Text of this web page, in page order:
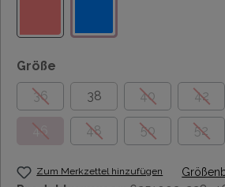
Größe
36
38 40 42
46 48 50 52
Zum Merkzettel hinzufügen